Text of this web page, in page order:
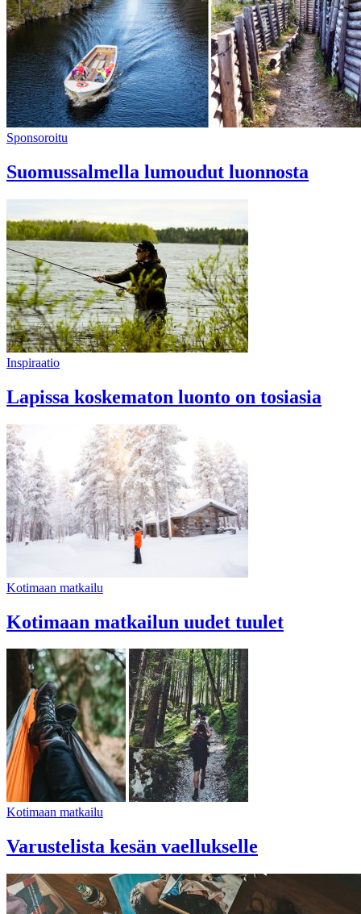
Sponsoroitu
Suomussalmella lumoudut luonnosta
Inspiraatio
Lapissa koskematon luonto on tosiasia
Kotimaan matkailu
Kotimaan matkailun uudet tuulet
Kotimaan matkailu
Varustelista kesän vaellukselle